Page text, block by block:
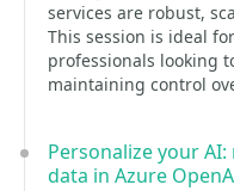
services are robust,
This session is ideal
professionals looking
maintaining control
Personalize your
data in Azure